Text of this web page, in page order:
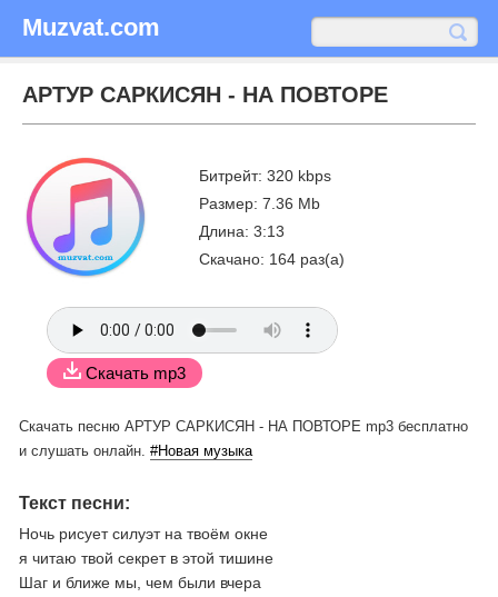
Muzvat.com
АРТУР САРКИСЯН - НА ПОВТОРЕ
Битрейт: 320 kbps
Размер: 7.36 Mb
Длина: 3:13
Скачано: 164 раз(а)
Скачать mp3
Скачать песню АРТУР САРКИСЯН - НА ПОВТОРЕ mp3 бесплатно
и слушать онлайн. #Новая музыка
Текст песни:
Ночь рисует силуэт на твоём окне
я читаю твой секрет в этой тишине
Шаг и ближе мы, чем были вчера